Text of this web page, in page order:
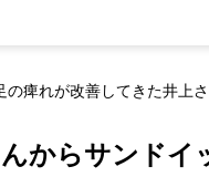
の痺れが改善してきた井上
からサンドイ